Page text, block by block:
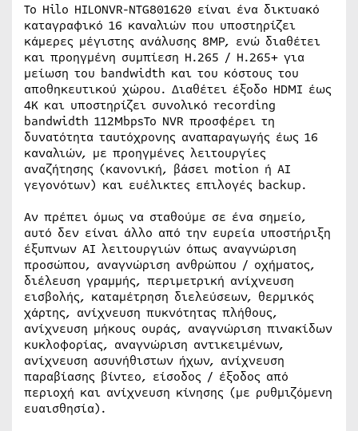
Το Hilo HILONVR-NTG801620 είναι ένα δικτυακό
καταγραφικό 16 καναλιών που υποστηρίζει
κάμερες μέγιστης ανάλυσης 8MP, ενώ διαθέτει
και προηγμένη συμπίεση H.265 / H.265+ για
μείωση του bandwidth και του κόστους του
αποθηκευτικού χώρου. Διαθέτει έξοδο HDMI έως
4K και υποστηρίζει συνολικό recording
bandwidth 112MbpsΤο NVR προσφέρει τη
δυνατότητα ταυτόχρονης αναπαραγωγής έως 16
καναλιών, με προηγμένες λειτουργίες
αναζήτησης (κανονική, βάσει motion ή AI
γεγονότων) και ευέλικτες επιλογές backup.
Αν πρέπει όμως να σταθούμε σε ένα σημείο,
αυτό δεν είναι άλλο από την ευρεία υποστήριξη
έξυπνων ΑΙ λειτουργιών όπως αναγνώριση
προσώπου, αναγνώριση ανθρώπου / οχήματος,
διέλευση γραμμής, περιμετρική ανίχνευση
εισβολής, καταμέτρηση διελεύσεων, θερμικός
χάρτης, ανίχνευση πυκνότητας πλήθους,
ανίχνευση μήκους ουράς, αναγνώριση πινακίδων
κυκλοφορίας, αναγνώριση αντικειμένων,
ανίχνευση ασυνήθιστων ήχων, ανίχνευση
παραβίασης βίντεο, είσοδος / έξοδος από
περιοχή και ανίχνευση κίνησης (με ρυθμιζόμενη
ευαισθησία).